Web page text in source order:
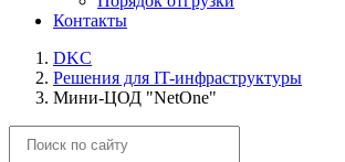
Контакты
DKC
Решения для IT-инфраструктуры
Мини-ЦОД "NetOne"